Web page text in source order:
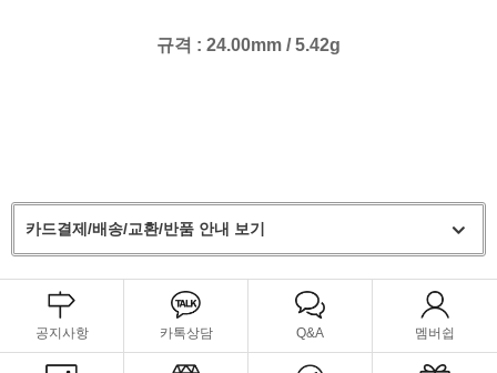
규격 : 24.00mm / 5.42g
카드결제/배송/교환/반품 안내 보기
공지사항 카톡상담 Q&A 멤버쉽